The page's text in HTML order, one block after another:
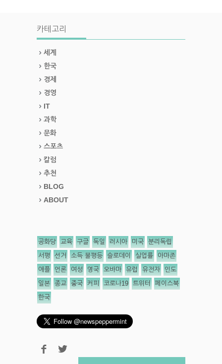
카테고리
세계
한국
경제
경영
IT
과학
문화
스포츠
칼럼
추천
BLOG
ABOUT
공화당 교육 구글 독일 러시아 미국 분리독립
서평 선거 소득 불평등 슬로데이 실업률 아마존
애플 언론 여성 영국 오바마 유럽 유전자 인도
일본 종교 중국 커피 코로나19 트위터 페이스북
한국